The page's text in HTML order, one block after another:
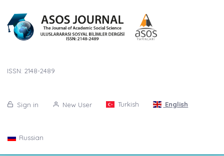
ISSN: 2148-2489
Sign in New User Turkish English
Russian